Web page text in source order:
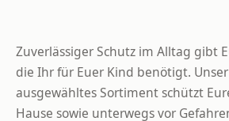
Zuverlässiger Schutz im Alltag gibt
die Ihr für Euer Kind benötigt.
ausgewähltes Sortiment schützt
Hause sowie unterwegs vor